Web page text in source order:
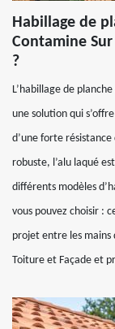
Habillage de
Contamine
?
L’habillage de
une solution qui
d’une forte
robuste, l’alu laqué
différents modèles
vous pouvez choisir :
projet entre les mains
Toiture et Façade et